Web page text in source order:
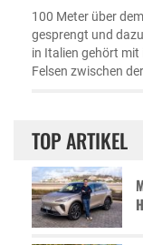
100 Meter über
gesprengt und
in Italien gehört mit
Felsen zwischen
TOP ARTIKEL